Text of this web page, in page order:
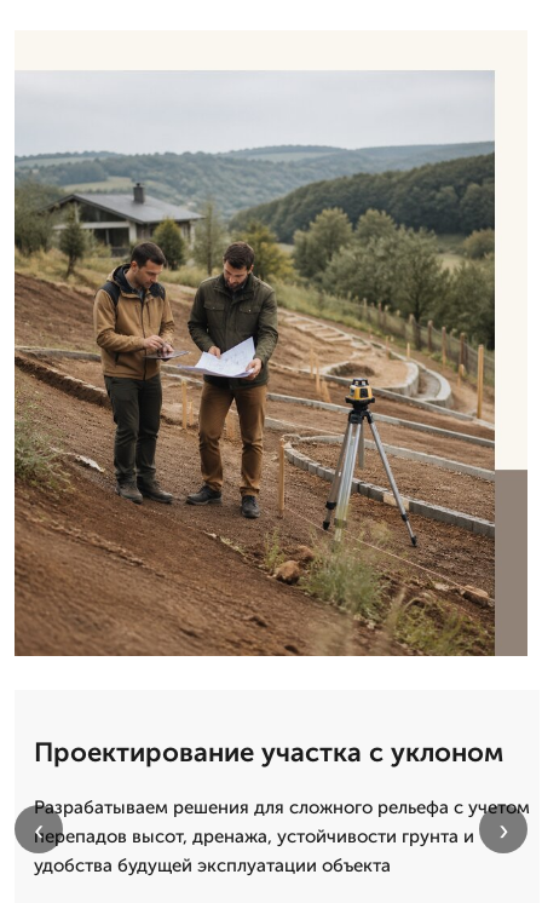
Проектирование участка с уклоном
Разрабатываем решения для сложного рельефа с учетом
перепадов высот, дренажа, устойчивости грунта и
удобства будущей эксплуатации объекта
‹ ›